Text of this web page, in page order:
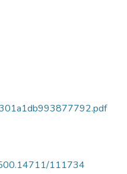
111734